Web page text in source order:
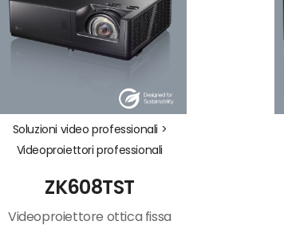
Soluzioni video professionali >
Videoproiettori professionali
ZK608TST
Videoproiettore ottica fissa